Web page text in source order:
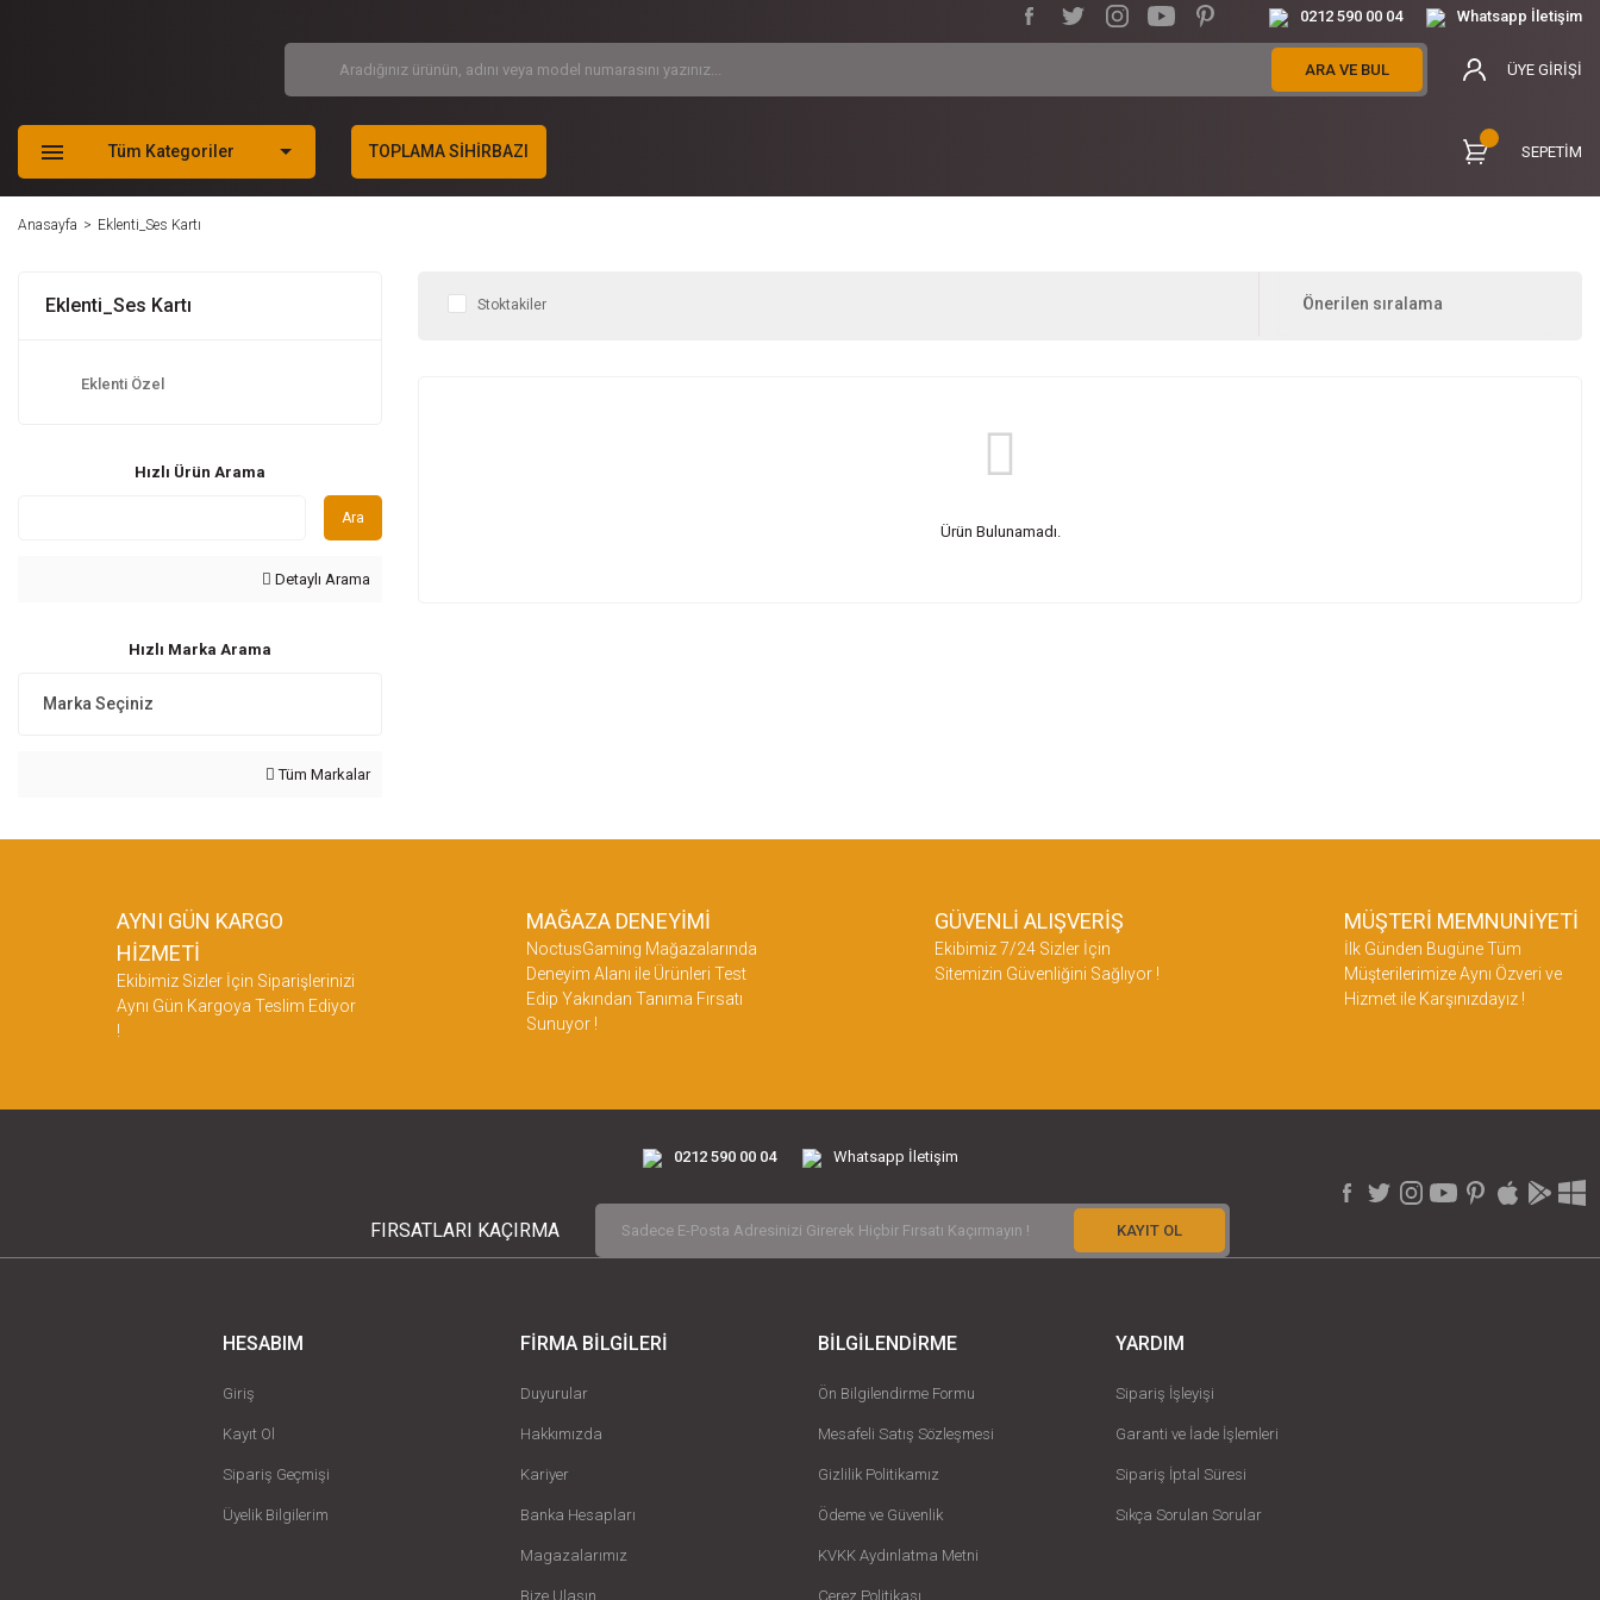
0212 590 00 04 Whatsapp İletişim
ARA VE BUL ÜYE GİRİŞİ
Tüm Kategoriler TOPLAMA SİHİRBAZI SEPETİM
Anasayfa Eklenti_Ses Kartı
Eklenti_Ses Kartı
Eklenti Özel
Hızlı Ürün Arama
Ara
Detaylı Arama
Hızlı Marka Arama
Tüm Markalar
Stoktakiler
Ürün Bulunamadı.
AYNI GÜN KARGO
HİZMETİ
Ekibimiz Sizler İçin Siparişlerinizi
Aynı Gün Kargoya Teslim Ediyor
!
MAĞAZA DENEYİMİ
NoctusGaming Mağazalarında
Deneyim Alanı ile Ürünleri Test
Edip Yakından Tanıma Fırsatı
Sunuyor !
GÜVENLİ ALIŞVERİŞ
Ekibimiz 7/24 Sizler İçin
Sitemizin Güvenliğini Sağlıyor !
MÜŞTERİ MEMNUNİYETİ
İlk Günden Bugüne Tüm
Müşterilerimize Aynı Özveri ve
Hizmet ile Karşınızdayız !
0212 590 00 04 Whatsapp İletişim
FIRSATLARI KAÇIRMA KAYIT OL
HESABIM
Giriş
Kayıt Ol
Sipariş Geçmişi
Üyelik Bilgilerim
FİRMA BİLGİLERİ
Duyurular
Hakkımızda
Kariyer
Banka Hesapları
Magazalarımız
Bize Ulaşın
BİLGİLENDİRME
Ön Bilgilendirme Formu
Mesafeli Satış Sözleşmesi
Gizlilik Politikamız
Ödeme ve Güvenlik
KVKK Aydınlatma Metni
Çerez Politikası
YARDIM
Sipariş İşleyişi
Garanti ve İade İşlemleri
Sipariş İptal Süresi
Sıkça Sorulan Sorular